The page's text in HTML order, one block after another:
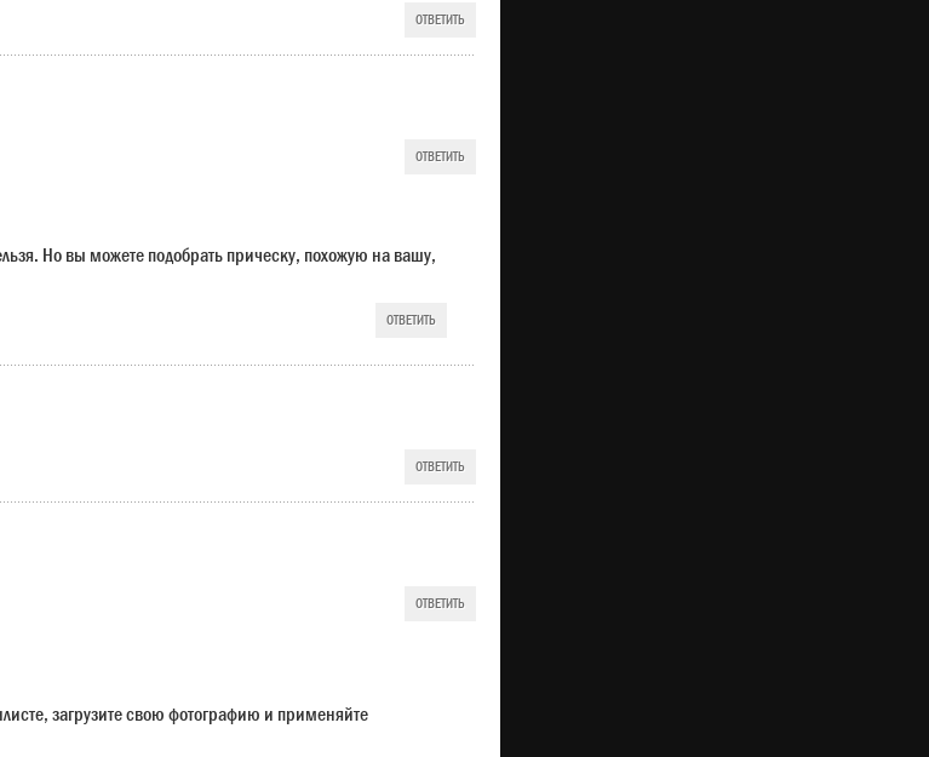
ОТВЕТИТЬ
ОТВЕТИТЬ
Но вы можете подобрать прическу, похожую на вашу,
ОТВЕТИТЬ
ОТВЕТИТЬ
ОТВЕТИТЬ
загрузите свою фотографию и применяйте